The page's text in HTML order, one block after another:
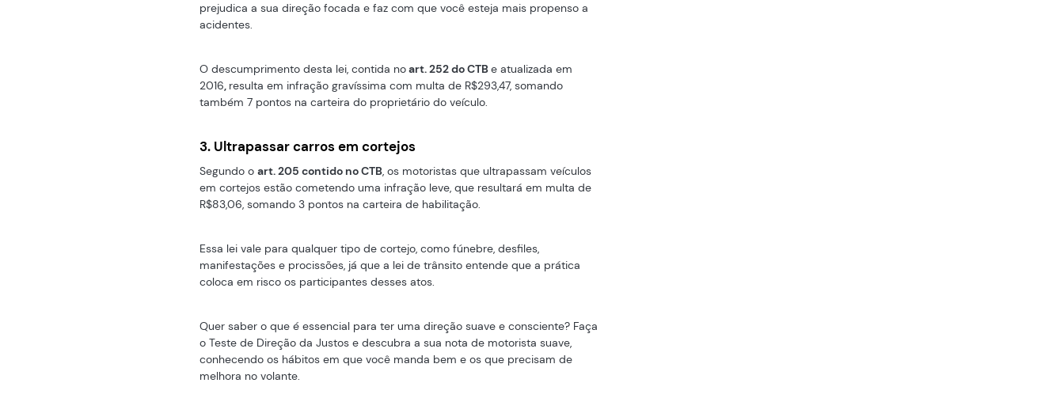
prejudica a sua direção focada e faz com que você esteja mais propenso a
acidentes.
O descumprimento desta lei, contida noart. 252 do CTBe atualizada em
2016, resulta em infração gravíssima com multa de R$293,47, somando
também 7 pontos na carteira do proprietário do veículo.
3. Ultrapassar carros em cortejos
Segundo oart. 205 contido no CTB, os motoristas que ultrapassam veículos
em cortejos estão cometendo uma infração leve, que resultará em multa de
R$83,06, somando 3 pontos na carteira de habilitação.
Essa lei vale para qualquer tipo de cortejo, como fúnebre, desfiles,
manifestações e procissões, já que a lei de trânsito entende que a prática
coloca em risco os participantes desses atos.
Quer saber o que é essencial para ter uma direção suave e consciente? Faça
o Teste de Direção da Justos e descubra a sua nota de motorista suave,
conhecendo os hábitos em que você manda bem e os que precisam de
melhora no volante.